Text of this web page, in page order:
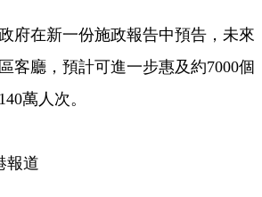
在新一份施政報告中預告，未來
客廳，預計可進一步惠及約7000個
萬人次。
道